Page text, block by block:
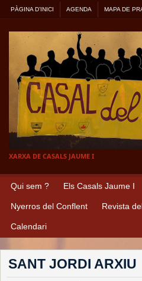
PÀGINA D’INICI AGENDA MAPA DE
XARXA DE CASALS JAUME I
Qui sem ? Els Casals Jaume I
Nyerros del Conflent Revista
Calendari
SANT JORDI ARXIU